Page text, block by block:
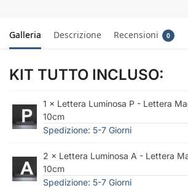
Galleria Descrizione Recensioni 0
KIT TUTTO INCLUSO:
1 × Lettera Luminosa P - Lettera
10cm
Spedizione: 5-7 Giorni
2 × Lettera Luminosa A - Lettera
10cm
Spedizione: 5-7 Giorni